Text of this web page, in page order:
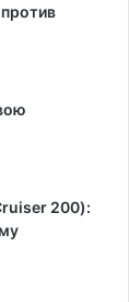
200):